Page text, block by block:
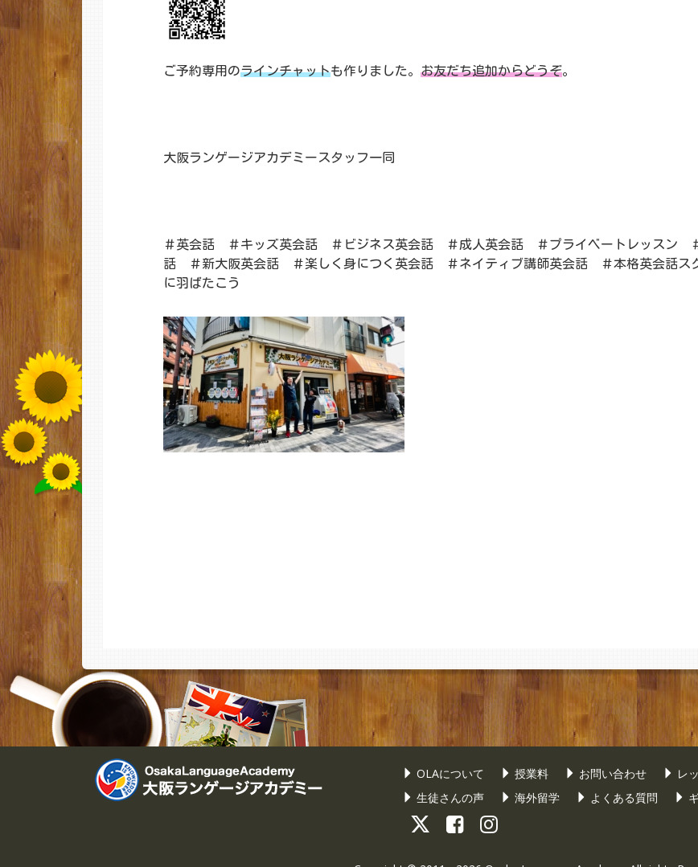
ご予約専用のラインチャットも作りました。 お友だち追加からどうぞ。
大阪ランゲージアカデミースタッフ一同
＃英会話 ＃キッズ英会話 ＃ビジネス英会話 ＃成人英会話 ＃プライベートレッスン
話 ＃新大阪英会話 ＃楽しく身につく英会話 ＃ネイティブ講師英会話 ＃本格英会話
に羽ばたこう
OLAについて 授業料 お問い合わせ レ
生徒さんの声
海外留学 よくある質問